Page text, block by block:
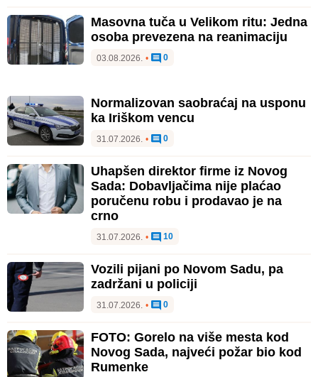
Masovna tuča u Velikom ritu: Jedna
osoba prevezena na reanimaciju
03.08.2026. • 0
Normalizovan saobraćaj na usponu
ka Iriškom vencu
31.07.2026. • 0
Uhapšen direktor firme iz Novog
Sada: Dobavljačima nije plaćao
poručenu robu i prodavao je na
crno
31.07.2026. • 10
Vozili pijani po Novom Sadu, pa
zadržani u policiji
31.07.2026. • 0
FOTO: Gorelo na više mesta kod
Novog Sada, najveći požar bio kod
Rumenke